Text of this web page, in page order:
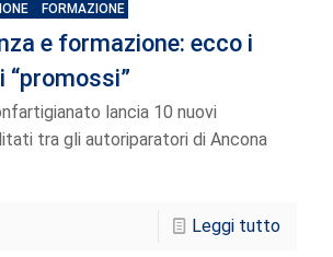
FORMAZIONE
e formazione: ecco i
“promossi”
lancia 10 nuovi
tra gli autoriparatori di Ancona
Leggi tutto